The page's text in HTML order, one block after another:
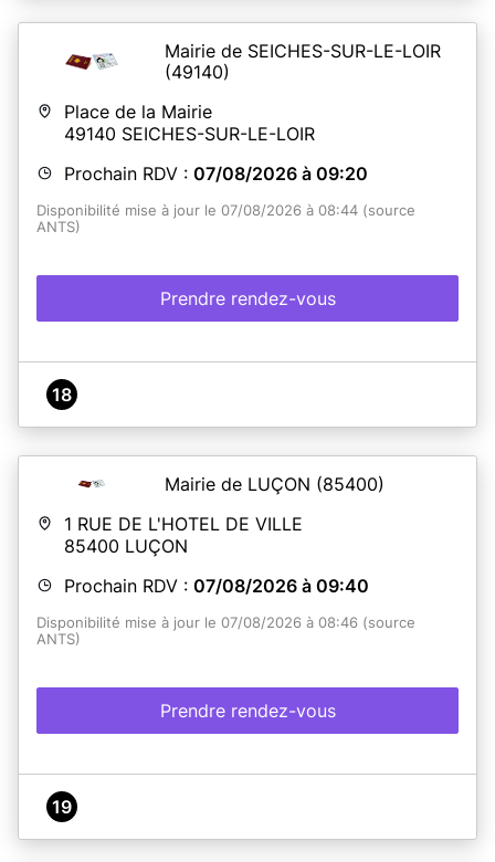
Mairie de SEICHES-SUR-LE-LOIR
(49140)
Place de la Mairie
49140 SEICHES-SUR-LE-LOIR
Prochain RDV : 07/08/2026 à 09:20
Disponibilité mise à jour le 07/08/2026 à 08:44 (source
ANTS)
Prendre rendez-vous
18
Mairie de LUÇON (85400)
1 RUE DE L'HOTEL DE VILLE
85400 LUÇON
Prochain RDV : 07/08/2026 à 09:40
Disponibilité mise à jour le 07/08/2026 à 08:46 (source
ANTS)
Prendre rendez-vous
19